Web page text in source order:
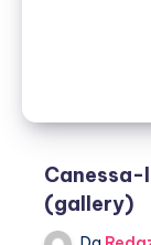
Canessa-
(gallery)